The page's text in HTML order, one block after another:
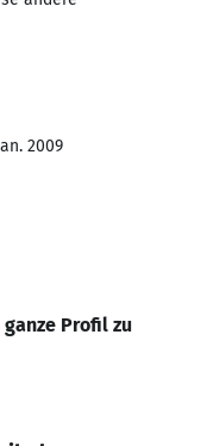
2009
Profil zu